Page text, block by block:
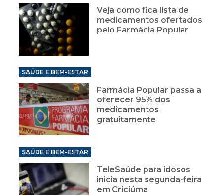
Veja como fica lista de
medicamentos ofertados
pelo Farmácia Popular
SAÚDE E BEM-ESTAR
Farmácia Popular passa a
oferecer 95% dos
medicamentos
gratuitamente
SAÚDE E BEM-ESTAR
TeleSaúde para idosos
inicia nesta segunda-feira
em Criciúma